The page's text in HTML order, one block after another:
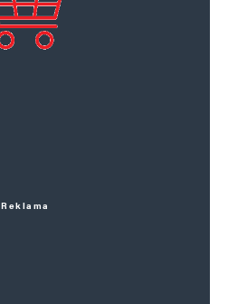
Reklama